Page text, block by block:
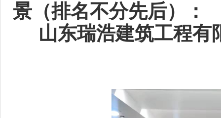
景（排名不分先后）：
山东瑞浩建筑工程有